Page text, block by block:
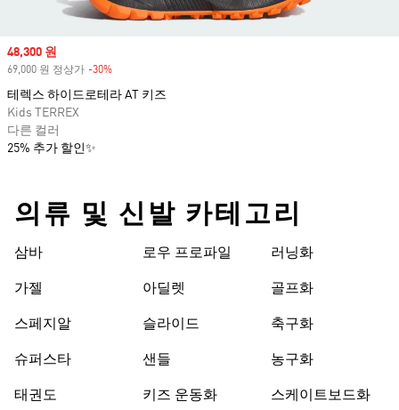
Sale price
48,300 원
69,000 원 정상가 -30%
테렉스 하이드로테라 AT 키즈
Kids TERREX
다른 컬러
25% 추가 할인✨
의류 및 신발 카테고리
삼바
가젤
스페지알
슈퍼스타
태권도
로우 프로파일
아딜렛
슬라이드
샌들
키즈 운동화
러닝화
골프화
축구화
농구화
스케이트보드화